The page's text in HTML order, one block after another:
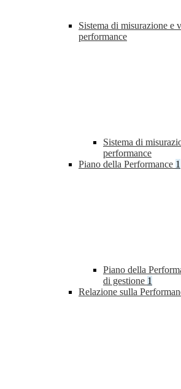
Sistema di misurazione e
performance
Sistema di
performance
Piano della Performance 1
Piano della
di gestione 1
Relazione sulla